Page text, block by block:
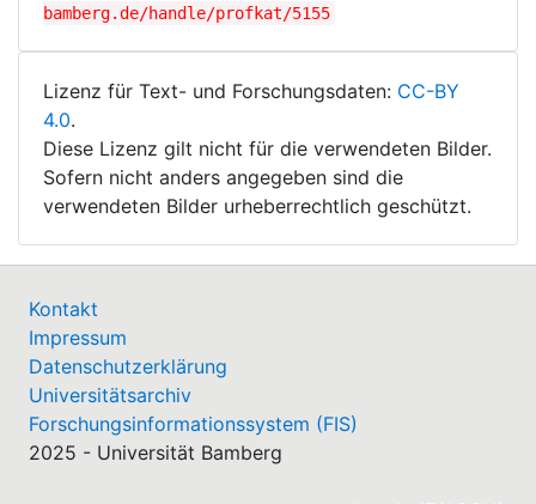
bamberg.de/handle/profkat/5155
Lizenz für Text- und Forschungsdaten: CC-BY
4.0.
Diese Lizenz gilt nicht für die verwendeten Bilder.
Sofern nicht anders angegeben sind die
verwendeten Bilder urheberrechtlich geschützt.
Kontakt
Impressum
Datenschutzerklärung
Universitätsarchiv
Forschungsinformationssystem (FIS)
2025 - Universität Bamberg